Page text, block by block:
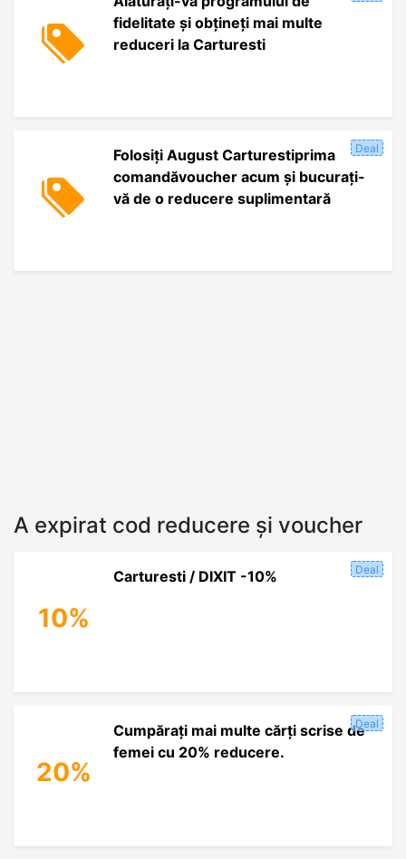
fidelitate și obțineți mai multe
reduceri la Carturesti
Deal
Folosiți August Carturestiprima
comandăvoucher acum și bucurați-
vă de o reducere suplimentară
A expirat cod reducere și voucher
Deal
10%
Carturesti / DIXIT -10%
Deal
20%
Cumpărați mai multe cărți scrise de
femei cu 20% reducere.